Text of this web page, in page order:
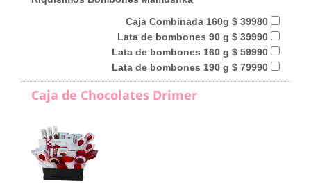
Caja Combinada 160g $ 39980
Lata de bombones 90 g $ 39990
Lata de bombones 160 g $ 59990
Lata de bombones 190 g $ 79990
Caja de Chocolates Drimer